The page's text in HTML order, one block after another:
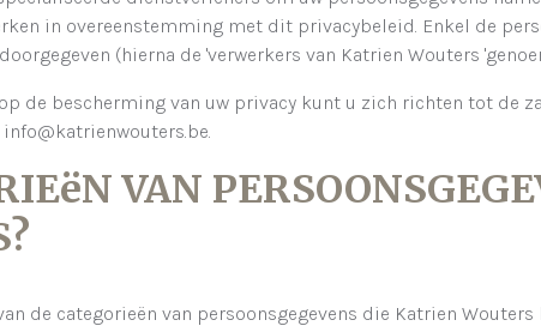
in overeenstemming met dit privacybeleid. Enkel de
(hierna de 'verwerkers van Katrien Wouters
de bescherming van uw privacy kunt u zich richten tot de
VAN
de categorieën van persoonsgegevens die Katrien